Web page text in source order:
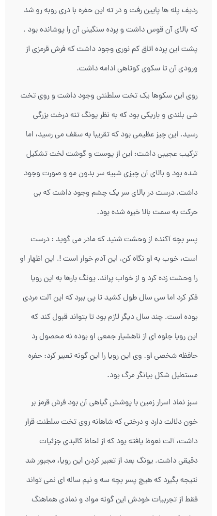
ردیف پله ها پایین رفت و در ته این حفره با دری روبه رو شد
که بالای آن قوس داشت و پرده سنگینی آن را پوشانده بود .
پشت این پرده اتاق کم نوری وجود داشت که فرش قرمزی از
ورودی آن تا سکوی کوتاهی ادامه داشت.
روی این سکوها یک تخت سلطنتی وجود داشت و روی تخت
شی بلندی و باریکی بود که به نظر یونگ تنه درخت بزرگی
رسید. این چیز عظیمی بود که تقریبا به سقف می رسید، اما
ترکیب عجیبی داشت: این از پوست و گوشت لخت تشکیل
شده بود و بالای آن چیزی شبیه سر بدون مو و صورت وجود
داشت. درست در بالای سر یک چشم وجود داشت که بی
حرکت به سمت بالا خیره شده بود.
پسر بچه آکنده از وحشت شنید که مادر می گوید : درست
است، خوب به او نگاه کن، این آدم خوار است !. این اظهار او
را وحشت زده کرد و از خواب پراند. یونگ بارها به این رویا
فکر کرد اما سی سال طول کشید تا پی ببرد که این آلت مردی
بوده است. چند سال دیگر لازم بود تا بتواند قبول کند که
این رویا جلوه ای از ناهشیار جمعی او بوده نه محصول رد
حافظه شخصی او. وی این رویا را این گونه تعبیر کرد: حفره
مستطیل شکل بیانگر مرگ بود.
سبز نماد اسرار زمین با پوشش گیاهی آن بود فرش قرمز بر
خون دلالت دارد و درختی که شاهانه روی تخت سلطنت قرار
داشت، آلت نعوظ یافته بود که از لحاظ کالبدی جزئیات
دقیقی داشت. یونگ بعد از تعبیر کردن این رویا، مجبور شد
نتیجه بگیرد که هیچ پسر بچه سه و نیم ساله ای نمی تواند
فقط از تجربیات خودش این گونه مواد و نمادی هماهنگ